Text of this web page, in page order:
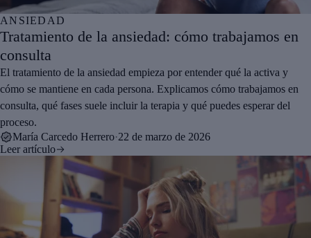
ANSIEDAD
Tratamiento de la ansiedad: cómo trabajamos en
consulta
El tratamiento de la ansiedad empieza por entender qué la activa y
cómo se mantiene en cada persona. Explicamos cómo trabajamos en
consulta, qué fases suele incluir la terapia y qué puedes esperar del
proceso.
María Carcedo Herrero·22 de marzo de 2026
Leer artículo